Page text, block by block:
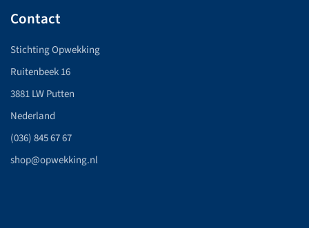
Contact
Stichting Opwekking
Ruitenbeek 16
3881 LW Putten
Nederland
(036) 845 67 67
shop@opwekking.nl